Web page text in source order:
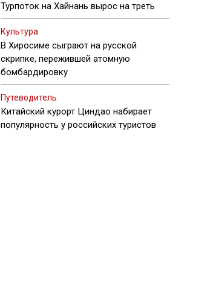
Турпоток на Хайнань вырос на треть
Культура
В Хиросиме сыграют на русской
скрипке, пережившей атомную
бомбардировку
Путеводитель
Китайский курорт Циндао набирает
популярность у российских туристов